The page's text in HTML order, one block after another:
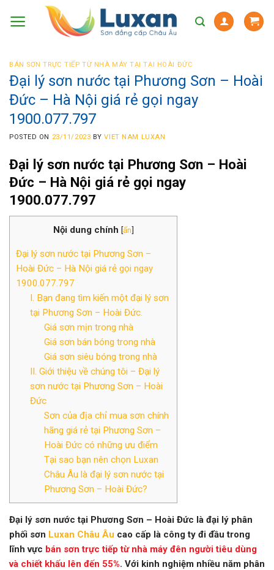
BÁN SƠN TRỰC TIẾP TỪ NHÀ MÁY TẠI TẠI HOÀI ĐỨC
Đại lý sơn nước tại Phương Sơn – Hoài
Đức – Hà Nội giá rẻ gọi ngay
1900.077.797
POSTED ON 23/11/2023 BYVIET NAM LUXAN
Đại lý sơn nước tại Phương Sơn – Hoài
Đức – Hà Nội giá rẻ gọi ngay
1900.077.797
Nội dung chính [ẩn]
Đại lý sơn nước tại Phương Sơn –
Hoài Đức – Hà Nội giá rẻ gọi ngay
1900.077.797
I. Bạn đang tìm kiến một đại lý sơn
tại Phương Sơn – Hoài Đức.
Giá sơn mịn trong nhà
Giá sơn bán bóng trong nhà
Giá sơn siêu bóng trong nhà
II. Giới thiệu về chúng tôi – Đại lý
sơn nước tại Phương Sơn – Hoài
Đức
Sơn của địa chỉ mua sơn chính
hãng giá rẻ tại Phương Sơn –
Hoài Đức có những ưu điểm
Tại sao bạn nên chọn Luxan
Châu Âu là đại lý sơn nước tại
Phương Sơn – Hoài Đức?
Đại lý sơn nướctại Phương Sơn – Hoài Đức là đại lý phân
phối sơn Luxan Châu Âu cao cấp là công ty đi đầu trong
lĩnh vực bán sơn trực tiếp từ nhà máy đên người tiêu dùng
và chiết khấu lên đến 55%. Với kinh nghiệm nhiều năm phân